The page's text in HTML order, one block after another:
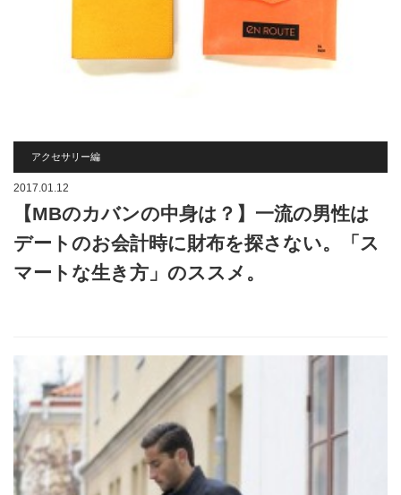
アクセサリー編
2017.01.12
【MBのカバンの中身は？】一流の男性は
デートのお会計時に財布を探さない。「ス
マートな生き方」のススメ。